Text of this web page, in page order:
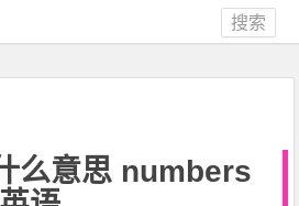
搜索
么意思 numbers